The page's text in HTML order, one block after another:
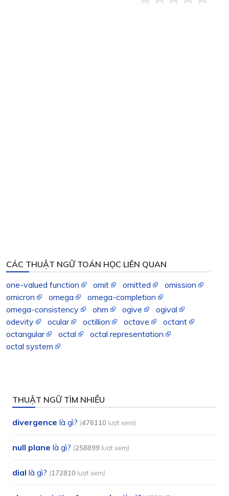
CÁC THUẬT NGỮ TOÁN HỌC LIÊN QUAN
one-valued function
omit omitted
omission
omicron
omega
omega-completion
omega-consistency
ohm ogive
ogival
odevity
ocular octillion octave
octant
octangular
octal
octal representation
octal system
THUẬT NGỮ TÌM NHIỀU
divergence là gì? (476110 lượt xem)
null plane là gì? (258899 lượt xem)
dial là gì? (172810 lượt xem)